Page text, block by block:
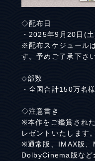
◇配布日
・2025年9月20日(
※配布スケジュール
す。予めご了承下さい
◇部数
・全国合計150万名
◇注意書き
※本作をご鑑賞され
レゼントいたします。
※通常版、IMAX版、
DolbyCinema版など